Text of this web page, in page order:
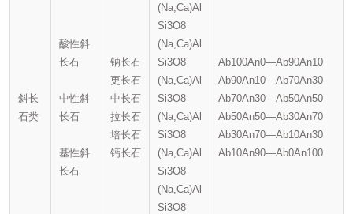
斜长
石类
酸性斜
长石
中性斜
长石
基性斜
长石
钠长石
更长石
中长石
拉长石
培长石
钙长石
(Na,Ca)Al
Si3O8
(Na,Ca)Al
Si3O8
(Na,Ca)Al
Si3O8
(Na,Ca)Al
Si3O8
(Na,Ca)Al
Si3O8
(Na,Ca)Al
Si3O8
Ab100An0—Ab90An10
Ab90An10—Ab70An30
Ab70An30—Ab50An50
Ab50An50—Ab30An70
Ab30An70—Ab10An30
Ab10An90—Ab0An100